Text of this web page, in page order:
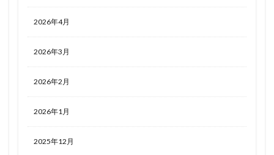
2026年4月
2026年3月
2026年2月
2026年1月
2025年12月